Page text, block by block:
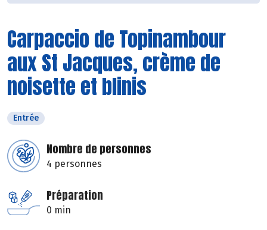
Carpaccio de Topinambour
aux St Jacques, crème de
noisette et blinis
Entrée
Nombre de personnes
4 personnes
Préparation
0 min